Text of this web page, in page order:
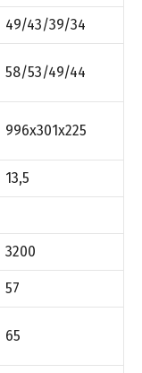
49/43/39/34
58/53/49/44
996x301x225
13,5
3200
57
65